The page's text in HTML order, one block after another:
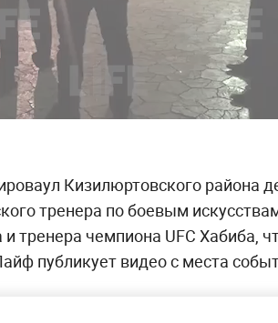
Кизилюртовского района
тренера по боевым
тренера чемпиона UFC Хабиба,
публикует видео с места